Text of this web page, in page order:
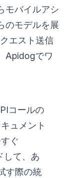
モバイルアシ
のモデルを展
エスト送信
Apidogでワ
コールの
ュメント
ぐ
して、あ
す際の統